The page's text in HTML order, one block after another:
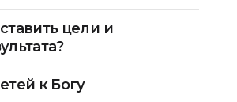
цели и
к Богу